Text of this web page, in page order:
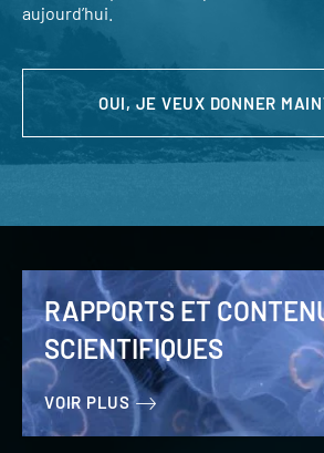
aujourd’hui.
OUI, JE VEUX DONNER
RAPPORTS ET
SCIENTIFIQUES
VOIR PLUS